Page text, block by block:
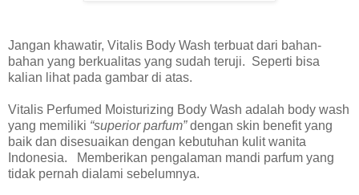
Jangan khawatir, Vitalis Body Wash terbuat dari bahan-
bahan yang berkualitas yang sudah teruji. Seperti bisa
kalian lihat pada gambar di atas.
Vitalis Perfumed Moisturizing Body Wash adalah body wash
yang memiliki “superior parfum”dengan skin benefit yang
baik dan disesuaikan dengan kebutuhan kulit wanita
Indonesia. Memberikan pengalaman mandi parfum yang
tidak pernah dialami sebelumnya.